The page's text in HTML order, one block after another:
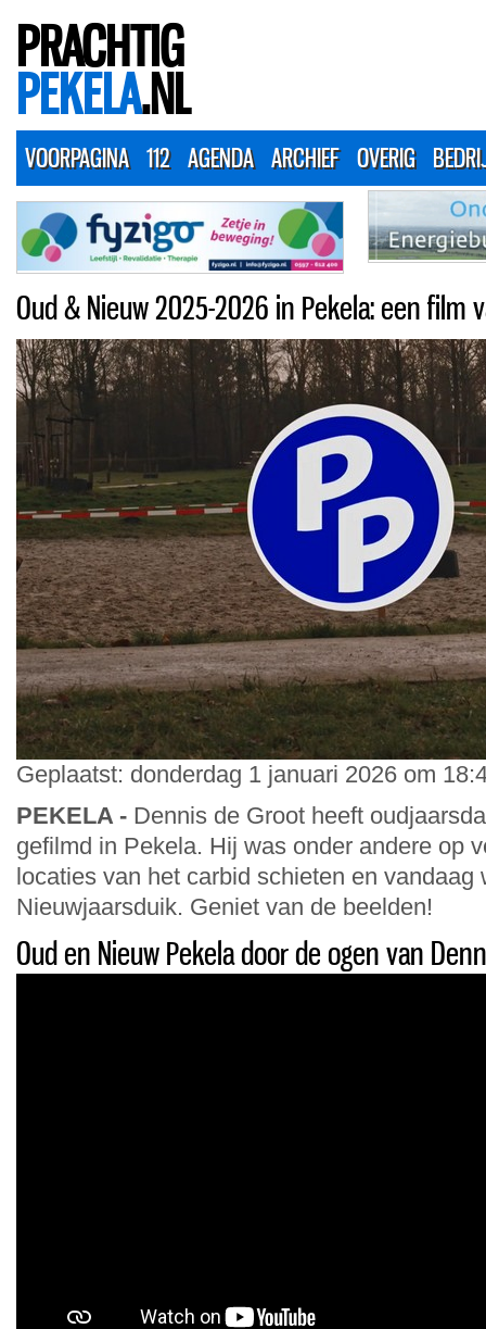
PRACHTIG
PEKELA.NL
VOORPAGINA 112 AGENDA ARCHIEF OVERIG
Oud & Nieuw 2025-2026 in Pekela: een film
Geplaatst: donderdag 1 januari 2026 om
PEKELA - Dennis de Groot heeft
gefilmd in Pekela. Hij was onder andere op
locaties van het carbid schieten en vandaag
Nieuwjaarsduik. Geniet van de beelden!
Oud en Nieuw Pekela door de ogen van